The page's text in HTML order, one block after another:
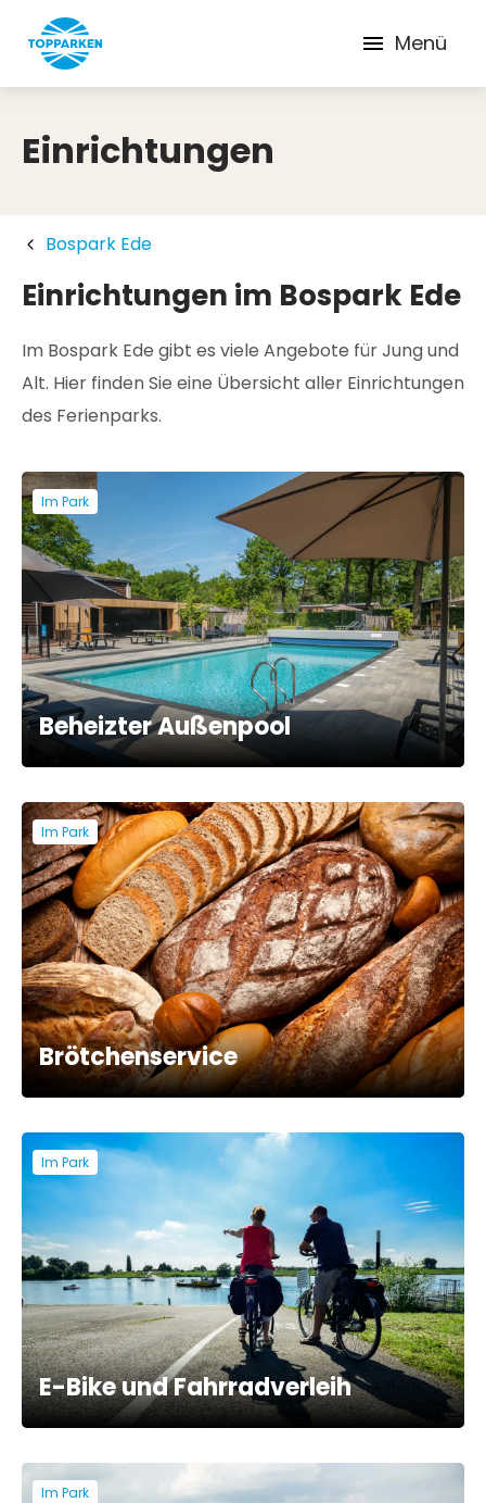
Menü
Einrichtungen
Bospark Ede
Einrichtungen im Bospark Ede
Im Bospark Ede gibt es viele Angebote für Jung und
Alt. Hier finden Sie eine Übersicht aller Einrichtungen
des Ferienparks.
Im Park
Beheizter Außenpool
Im Park
Brötchenservice
Im Park
E-Bike und Fahrradverleih
Im Park